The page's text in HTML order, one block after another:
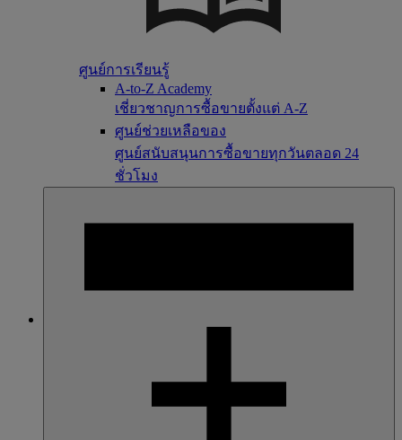
ศูนย์การเรียนรู้
A-to-Z Academy
เชี่ยวชาญการซื้อขายตั้งแต่ A-Z
ศูนย์ช่วยเหลือของ
ศูนย์สนับสนุนการซื้อขายทุกวันตลอด 24
ชั่วโมง